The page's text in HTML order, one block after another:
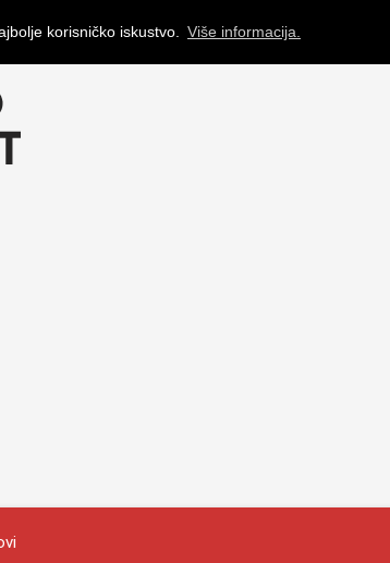
korisničko iskustvo. Više informacija.